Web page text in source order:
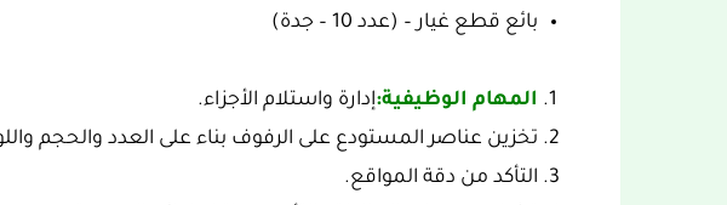
بائع قطع غيار – (عدد 10 – جدة)
المهام الوظيفية:إدارة واستلام الأجزاء.
تخزين عناصر المستودع على الرفوف بناء على العدد والحجم
التأكد من دقة المواقع.